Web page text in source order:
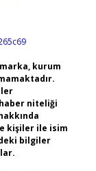
kurum
niteliği
kişiler ile isim
bilgiler